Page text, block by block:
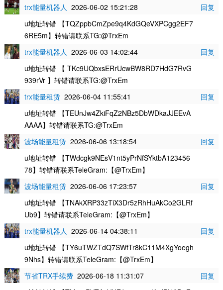
trx能量机器人 2026-06-02 15:21:28
回复
u地址转错 【TQZppbCmZpe9q4KdGQeVXPCgg2EF7
6RE5m】转错请联系TG:@TrxEm
trx能量机器人 2026-06-03 14:02:44
回复
u地址转错 【 TKc9UQbxsERrUcwBW8RD7HdG7RvG
939rVr 】转错请联系TG:@TrxEm
trx能量租赁 2026-06-04 11:55:41
回复
u地址转错 【TEUnJw4ZkiFqZ2NBz5DbWDkaJJEEvA
AAAA】转错请联系TG:@TrxEm
波场能量租赁 2026-06-06 13:18:54
回复
u地址转错 【TWdcgk9NEsV1nt5yPrNfSYktbA123456
78】转错请联系TeleGram:【@TrxEm】
波场能量租赁 2026-06-06 17:23:57
回复
u地址转错 【TNAkXRP33zTiX3Dr5zRhHuAkCo2GLRf
Ub9】转错请联系TeleGram:【@TrxEm】
trx能量机器人 2026-06-14 04:38:11
回复
u地址转错 【TY6uTWZTdQ7SWfTr8kC11M4XgYoegh
9Nhs】转错请联系TeleGram:【@TrxEm】
节省TRX手续费 2026-06-18 11:31:07
回复